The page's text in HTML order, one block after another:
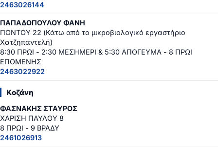
2463026144
ΠΑΠΑΔΟΠΟΥΛΟΥ ΦΑΝΗ
ΠΟΝΤΟΥ 22 (Κάτω από το μικροβιολογικό εργαστήριο
Χατζηπαντελή)
8:30 ΠΡΩΙ - 2:30 ΜΕΣΗΜΕΡΙ & 5:30 ΑΠΟΓΕΥΜΑ - 8 ΠΡΩΙ
ΕΠΟΜΕΝΗΣ
2463022922
Κοζάνη
ΦΑΣΝΑΚΗΣ ΣΤΑΥΡΟΣ
ΧΑΡΙΣΗ ΠΑΥΛΟΥ 8
8 ΠΡΩΙ - 9 ΒΡΑΔΥ
2461026913